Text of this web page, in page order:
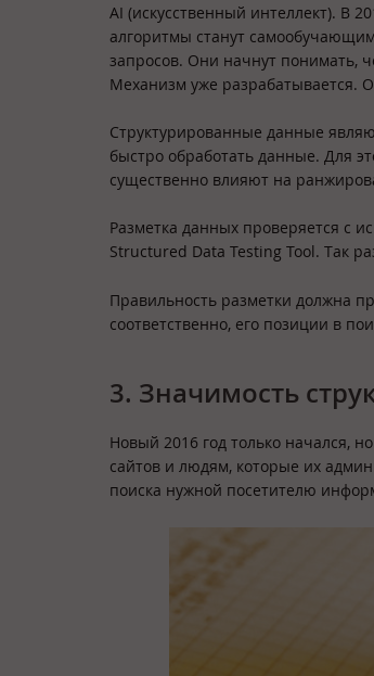
AI (искусственный интеллект). В
алгоритмы станут
запросов. Они начнут понимать,
Механизм уже разрабатывается.
Структурированные данные
быстро обработать данные. Для
существенно влияют на
Разметка данных проверяется с
Structured Data Testing Tool. Так
Правильность разметки должна
соответственно, его позиции в
3. Значимость
Новый 2016 год только начался,
сайтов и людям, которые их
поиска нужной посетителю